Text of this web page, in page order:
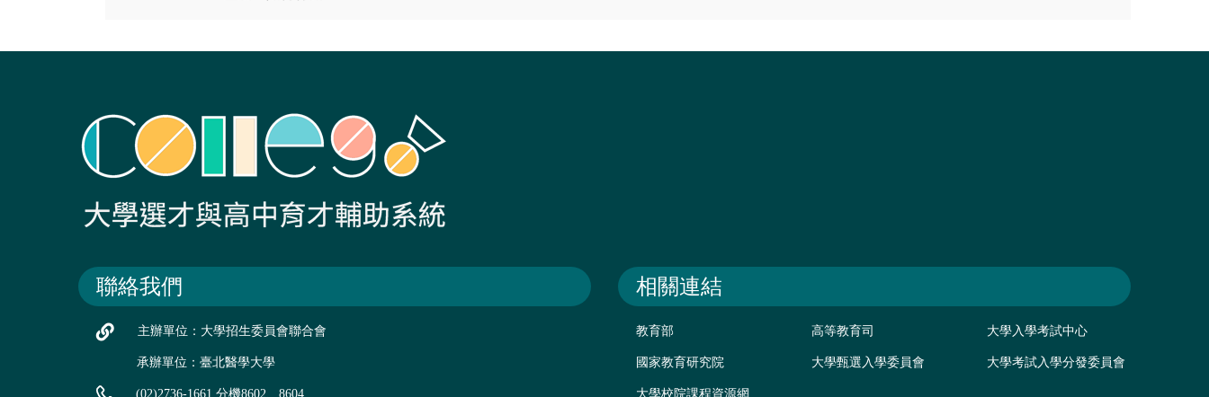
聯絡我們
主辦單位：大學招生委員會聯合會
承辦單位：臺北醫學大學
(02)2736-1661 分機8602、8604
相關連結
教育部 高等教育司 大學入學考試中心
國家教育研究院 大學甄選入學委員會 大學考試入學分發委員會
大學校院課程資源網